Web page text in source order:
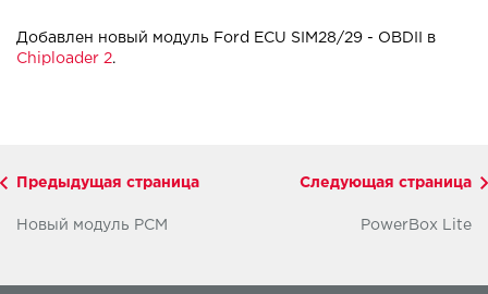
Добавлен новый модуль Ford ECU SIM28/29 - OBDII в
Chiploader 2.
Предыдущая страница
Новый модуль PCM
Следующая страница
PowerBox Lite